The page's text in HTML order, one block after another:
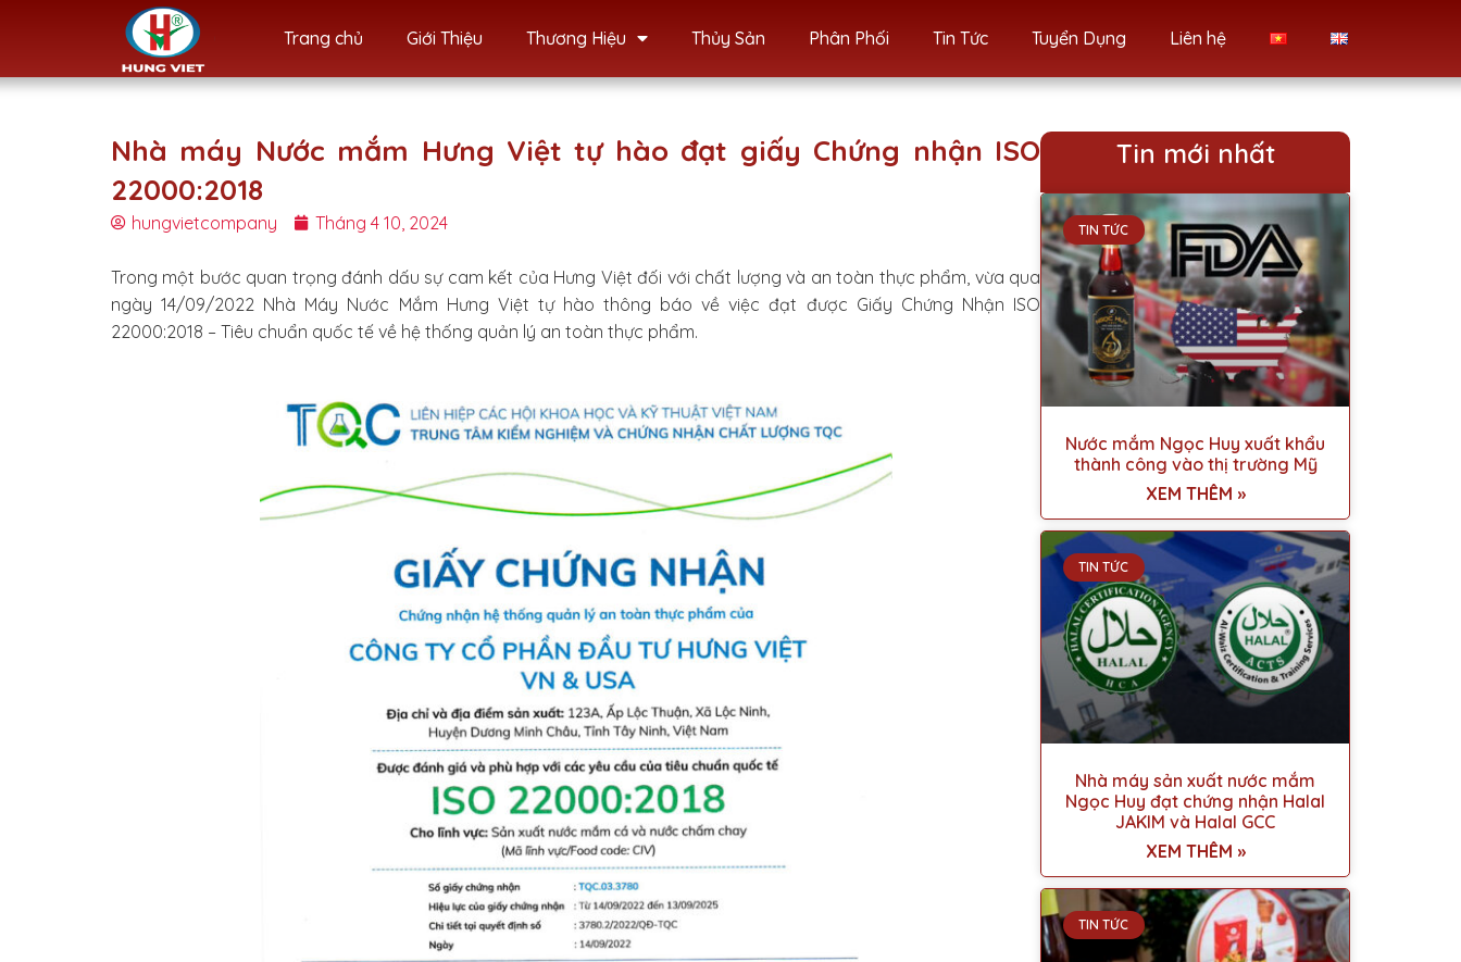
Trang chủ Giới Thiệu Thương Hiệu Thủy Sản Phân Phối Tin Tức Tuyển Dụng Liên hệ
Nhà máy Nước mắm Hưng Việt tự hào đạt giấy Chứng nhận ISO
22000:2018
hungvietcompany Tháng 4 10, 2024
Trong một bước quan trọng đánh dấu sự cam kết của Hưng Việt đối với chất lượng và an toàn thực phẩm, vừa qua
ngày 14/09/2022 Nhà Máy Nước Mắm Hưng Việt tự hào thông báo về việc đạt được Giấy Chứng Nhận ISO
22000:2018 – Tiêu chuẩn quốc tế về hệ thống quản lý an toàn thực phẩm.
Tin mới nhất
TIN TỨC
Nước mắm Ngọc Huy xuất khẩu
thành công vào thị trường Mỹ
XEM THÊM »
TIN TỨC
Nhà máy sản xuất nước mắm
Ngọc Huy đạt chứng nhận Halal
JAKIM và Halal GCC
XEM THÊM »
TIN TỨC